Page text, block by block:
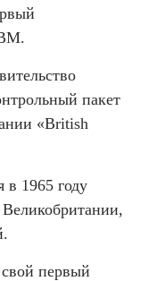
пакет
«British
в 1965 году
первый